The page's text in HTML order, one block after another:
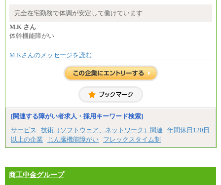
間額換算額）
・退職金相当手当 37円
ざいません。
完全在宅勤務で体調が安定して働けています
M.K さん
体幹機能障がい
M.Kさんのメッセージを読む
[関連する障がい者求人・採用キーワード検索]
サービス
技術（ソフトウェア、ネットワーク）関連
年間休日120日
以上の企業
じん臓機能障がい フレックスタイム制
商工中金グループ